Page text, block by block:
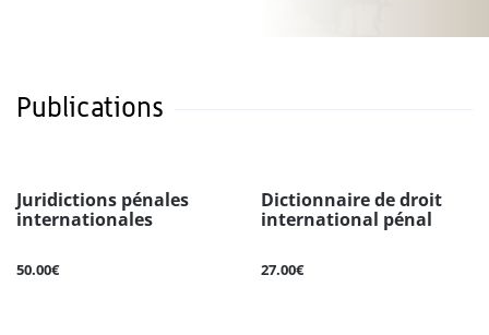
Publications
Juridictions pénales
internationales
50.00€
Dictionnaire de droit
international pénal
27.00€